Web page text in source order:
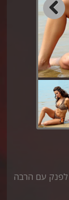
Previous
לפנק עם הרבה